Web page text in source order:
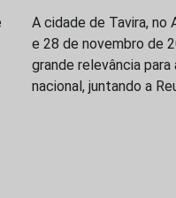
A cidade de Tavira, no
e 28 de novembro de
grande relevância
nacional, juntando a